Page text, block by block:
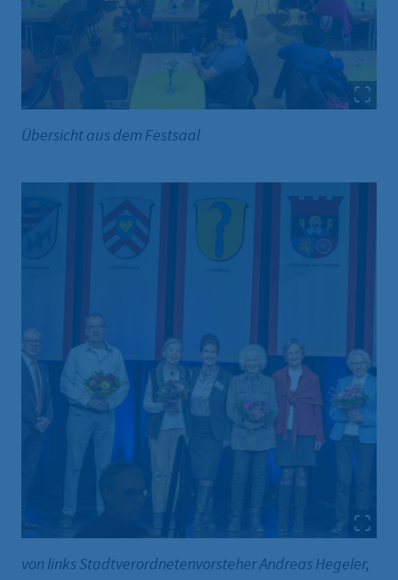
Übersicht aus dem Festsaal
von links Stadtverordnetenvorsteher Andreas Hegeler,